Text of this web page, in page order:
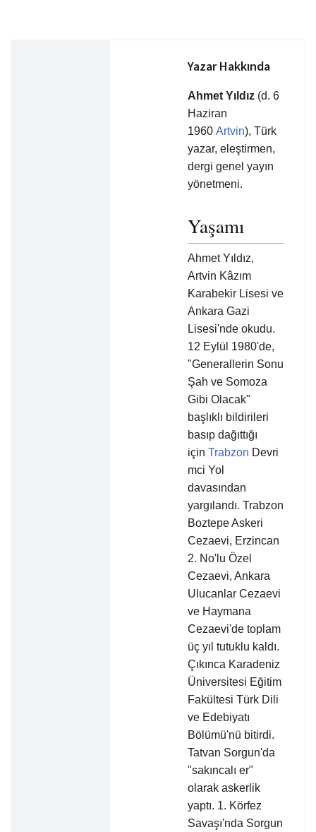
Yazar Hakkında
Ahmet Yıldız (d. 6
Haziran
1960 Artvin), Türk
yazar, eleştirmen,
dergi genel yayın
yönetmeni.
Yaşamı
Ahmet Yıldız,
Artvin Kâzım
Karabekir Lisesi ve
Ankara Gazi
Lisesi'nde okudu.
12 Eylül 1980'de,
"Generallerin Sonu
Şah ve Somoza
Gibi Olacak"
başlıklı bildirileri
basıp dağıttığı
için Trabzon Devri
mci Yol
davasından
yargılandı. Trabzon
Boztepe Askeri
Cezaevi, Erzincan
2. No'lu Özel
Cezaevi, Ankara
Ulucanlar Cezaevi
ve Haymana
Cezaevi'de toplam
üç yıl tutuklu kaldı.
Çıkınca Karadeniz
Üniversitesi Eğitim
Fakültesi Türk Dili
ve Edebiyatı
Bölümü'nü bitirdi.
Tatvan Sorgun'da
"sakıncalı er"
olarak askerlik
yaptı. 1. Körfez
Savaşı'nda Sorgun